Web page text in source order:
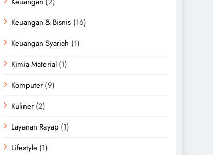
Keuangan & Bisnis (16)
Keuangan Syariah (1)
Kimia Material (1)
Komputer (9)
Kuliner (2)
Layanan Rayap (1)
Lifestyle (1)